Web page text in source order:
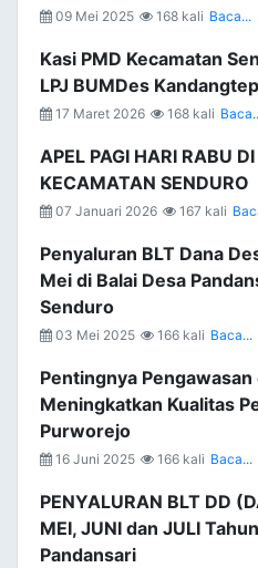
09 Mei 2025 168 kali Baca...
Kasi PMD Kecamatan
LPJ BUMDes
17 Maret 2026 168 kali
APEL PAGI HARI RABU
KECAMATAN SENDURO
07 Januari 2026 167 kali
Penyaluran BLT Dana
Mei di Balai Desa
Senduro
03 Mei 2025 166 kali Baca...
Pentingnya
Meningkatkan Kualitas
Purworejo
16 Juni 2025 166 kali Baca...
PENYALURAN BLT DD
MEI, JUNI dan JULI
Pandansari